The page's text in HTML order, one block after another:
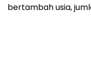
bertambah usia,